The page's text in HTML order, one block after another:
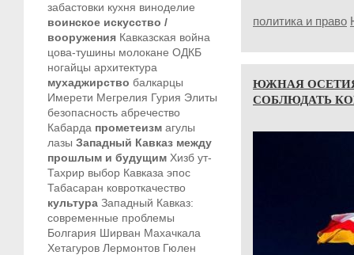
забастовки кухня виноделие
воинское искусство /
вооружения Кавказская война
цова-тушины молокане ОДКБ
ногайцы архитектура
мухаджирство балкарцы
Имерети Мегрелия Гурия Элиты
безопасность абречество
Кабарда прометеизм агулы
лазы Западный Кавказ между
прошлым и будущим Хизб ут-
Тахрир выбор Кавказа эпос
Табасаран ковроткачество
культура Западный Кавказ:
современные проблемы
Болгария Ширван Махачкала
Хетагуров Лермонтов Гюлен
политика и право
ЮЖНАЯ
СОБЛЮДАТЬ